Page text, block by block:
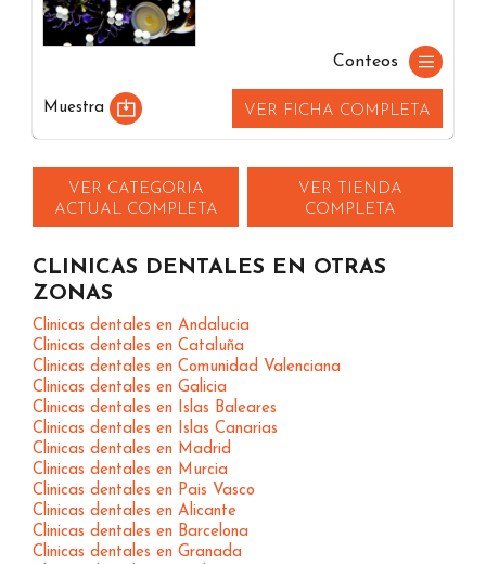
Conteos
Muestra VER FICHA COMPLETA
VER CATEGORIA
ACTUAL COMPLETA
VER TIENDA
COMPLETA
CLINICAS DENTALES EN OTRAS
ZONAS
Clinicas dentales en Andalucia
Clinicas dentales en Cataluña
Clinicas dentales en Comunidad Valenciana
Clinicas dentales en Galicia
Clinicas dentales en Islas Baleares
Clinicas dentales en Islas Canarias
Clinicas dentales en Madrid
Clinicas dentales en Murcia
Clinicas dentales en Pais Vasco
Clinicas dentales en Alicante
Clinicas dentales en Barcelona
Clinicas dentales en Granada